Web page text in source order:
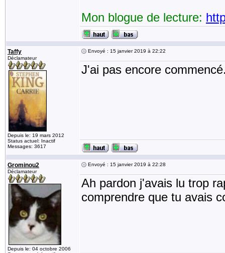
Mon blogue de lecture:
Taffy
Déclamateur
Depuis le: 19 mars 2012
Status actuel: Inactif
Messages: 3617
Envoyé : 15 janvier 2019 à 22:22
J'ai pas encore
Grominou2
Déclamateur
Depuis le: 04 octobre 2006
Envoyé : 15 janvier 2019 à 22:28
Ah pardon j'avais lu trop
comprendre que tu avais